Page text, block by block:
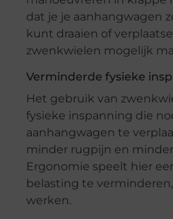
dat je je aanhangwagen
kunt draaien of
zwenkwielen mogelijk
Verminderde fysieke
Het gebruik van
fysieke inspanning die
aanhangwagen te
minder rugpijn en
Ergonomie speelt hier
belasting te
werken.